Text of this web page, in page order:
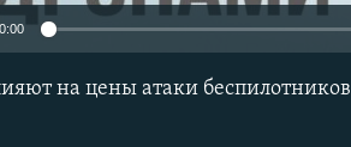
0:00
на цены атаки беспилотников